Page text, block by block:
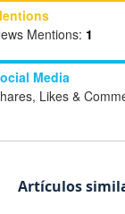
Mentions: 1
Media
Likes &
Artículos